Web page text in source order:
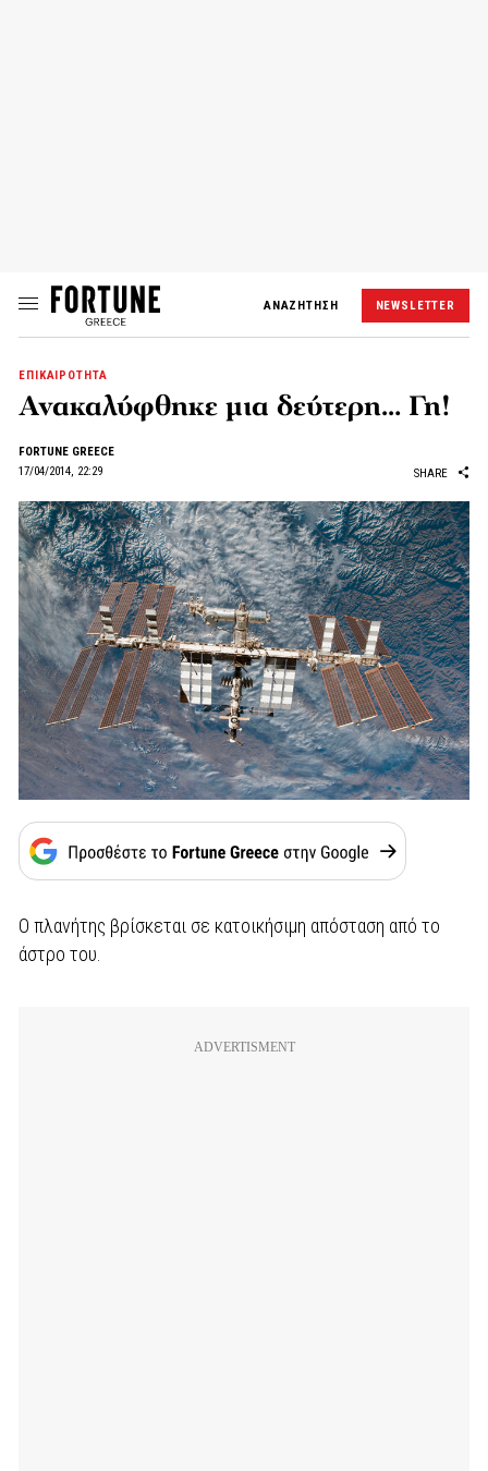
ΑΝΑΖΗΤΗΣΗ NEWSLETTER
ΕΠΙΚΑΙΡΟΤΗΤΑ
Ανακαλύφθηκε μια δεύτερη… Γη!
FORTUNE GREECE
17/04/2014, 22:29
SHARE
Ο πλανήτης βρίσκεται σε κατοικήσιμη απόσταση από το
άστρο του.